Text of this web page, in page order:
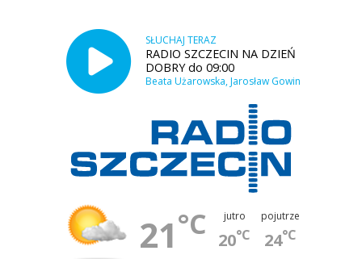
SŁUCHAJ TERAZ
RADIO SZCZECIN NA DZIEŃ
DOBRY do 09:00
Beata Użarowska, Jarosław Gowin
21°C jutro
20°C
pojutrze
24°C